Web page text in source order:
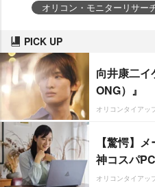
オリコン・モニターリサー
PICK UP
向井康二
ONG）』
オリコンタイアッ
【驚愕】
神コスパPC
オリコンタイアッ